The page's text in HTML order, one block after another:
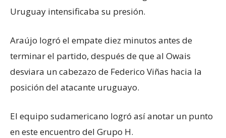
Uruguay intensificaba su presión.
Araújo logró el empate diez minutos antes de
terminar el partido, después de que al Owais
desviara un cabezazo de Federico Viñas hacia la
posición del atacante uruguayo.
El equipo sudamericano logró así anotar un punto
en este encuentro del Grupo H.